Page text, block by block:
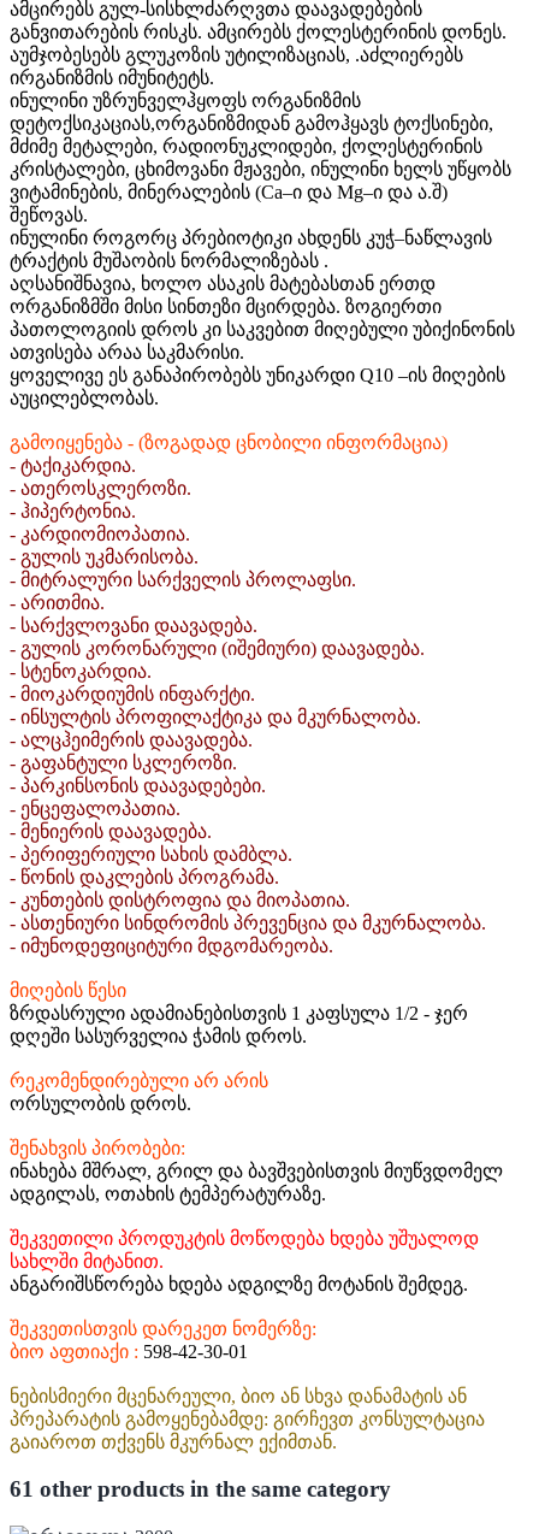
ამცირებს გულ-სისხლძარღვთა დაავადებების
განვითარების რისკს. ამცირებს ქოლესტერინის დონეს.
აუმჯობესებს გლუკოზის უტილიზაციას, .აძლიერებს
ირგანიზმის იმუნიტეტს.
ინულინი უზრუნველჰყოფს ორგანიზმის
დეტოქსიკაციას,ორგანიზმიდან გამოჰყავს ტოქსინები,
მძიმე მეტალები, რადიონუკლიდები, ქოლესტერინის
კრისტალები, ცხიმოვანი მჟავები, ინულინი ხელს უწყობს
ვიტამინების, მინერალების (Ca–ი და Mg–ი და ა.შ)
შეწოვას.
ინულინი როგორც პრებიოტიკი ახდენს კუჭ–ნაწლავის
ტრაქტის მუშაობის ნორმალიზებას .
აღსანიშნავია, ხოლო ასაკის მატებასთან ერთდ
ორგანიზმში მისი სინთეზი მცირდება. ზოგიერთი
პათოლოგიის დროს კი საკვებით მიღებული უბიქინონის
ათვისება არაა საკმარისი.
ყოველივე ეს განაპირობებს უნიკარდი Q10 –ის მიღების
აუცილებლობას.
გამოიყენება - (ზოგადად ცნობილი ინფორმაცია)
- ტაქიკარდია.
- ათეროსკლეროზი.
- ჰიპერტონია.
- კარდიომიოპათია.
- გულის უკმარისობა.
- მიტრალური სარქველის პროლაფსი.
- არითმია.
- სარქვლოვანი დაავადება.
- გულის კორონარული (იშემიური) დაავადება.
- სტენოკარდია.
- მიოკარდიუმის ინფარქტი.
- ინსულტის პროფილაქტიკა და მკურნალობა.
- ალცჰეიმერის დაავადება.
- გაფანტული სკლეროზი.
- პარკინსონის დაავადებები.
- ენცეფალოპათია.
- მენიერის დაავადება.
- პერიფერიული სახის დამბლა.
- წონის დაკლების პროგრამა.
- კუნთების დისტროფია და მიოპათია.
- ასთენიური სინდრომის პრევენცია და მკურნალობა.
- იმუნოდეფიციტური მდგომარეობა.
მიღების წესი
ზრდასრული ადამიანებისთვის 1 კაფსულა 1/2 - ჯერ
დღეში სასურველია ჭამის დროს.
რეკომენდირებული არ არის
ორსულობის დროს.
შენახვის პირობები:
ინახება მშრალ, გრილ და ბავშვებისთვის მიუწვდომელ
ადგილას, ოთახის ტემპერატურაზე.
შეკვეთილი პროდუკტის მოწოდება ხდება უშუალოდ
სახლში მიტანით.
ანგარიშსწორება ხდება ადგილზე მოტანის შემდეგ.
შეკვეთისთვის დარეკეთ ნომერზე:
ბიო აფთიაქი : 598-42-30-01
ნებისმიერი მცენარეული, ბიო ან სხვა დანამატის ან
პრეპარატის გამოყენებამდე: გირჩევთ კონსულტაცია
გაიაროთ თქვენს მკურნალ ექიმთან.
61 other products in the same category